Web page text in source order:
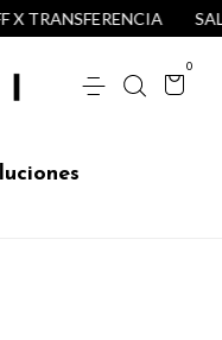
TRANSFERENCIA
0